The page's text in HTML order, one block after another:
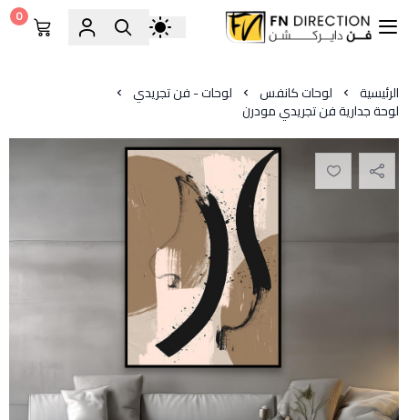
فن دايركشن
0
الرئيسية لوحات كانفس لوحات - فن تجريدي
لوحة جدارية فن تجريدي مودرن